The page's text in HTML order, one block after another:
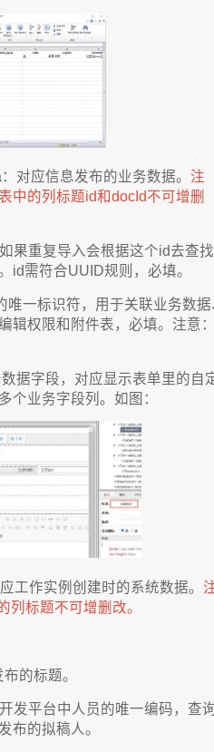
应信息发布的业务数据。 注
中的列标题id和docId不可增删
重复导入会根据这个id去查
id需符合UUID规则，必填。
一标识符，用于关联业务数据
辑权限和附件表，必填。注意
字段，对应显示表单里的自
多个业务字段列。如图：
作实例创建时的系统数据。
列标题不可增删改。
标题。
平台中人员的唯一编码，查
布的拟稿人。